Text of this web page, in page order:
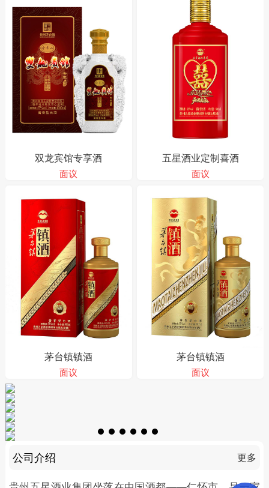
双龙宾馆专享酒
面议
五星酒业定制喜酒
面议
茅台镇镇酒
面议
茅台镇镇酒
面议
公司介绍 更多